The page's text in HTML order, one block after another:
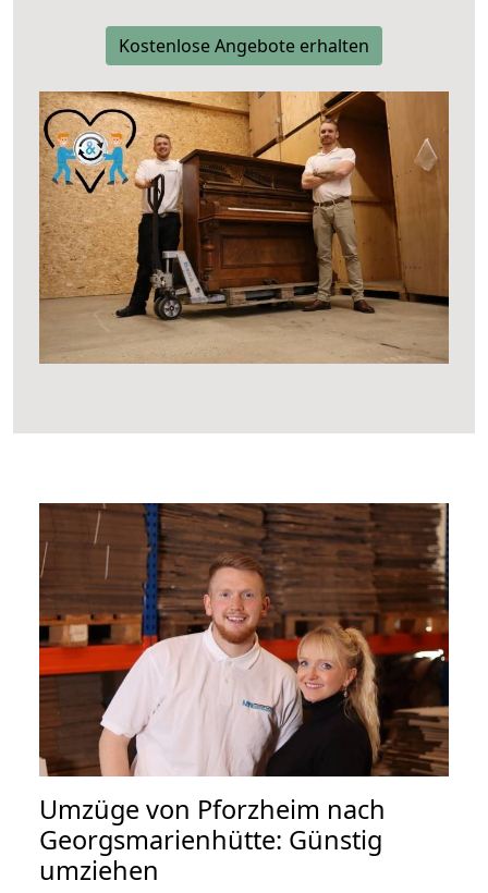
Kostenlose Angebote erhalten
Umzüge von Pforzheim nach
Georgsmarienhütte: Günstig
umziehen